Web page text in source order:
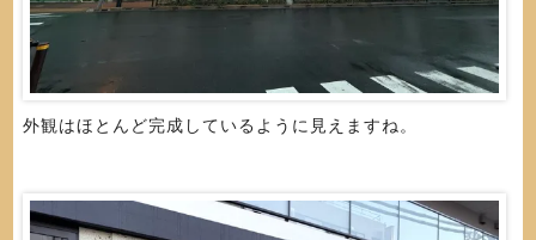
外観はほとんど完成しているように見えますね。